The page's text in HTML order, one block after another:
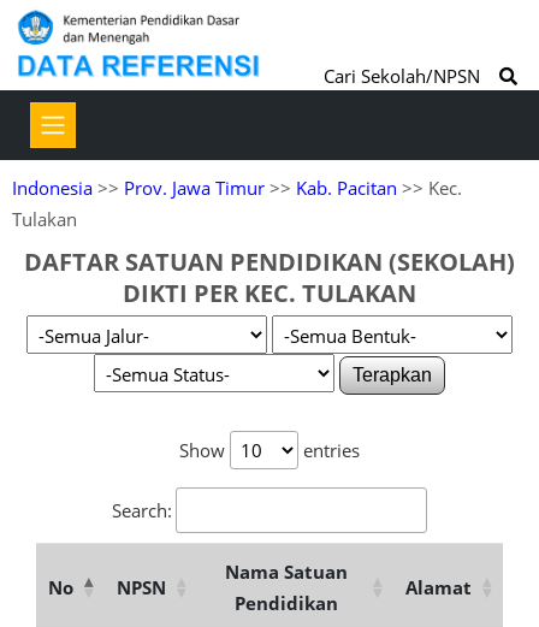
Cari Sekolah/NPSN
Indonesia >> Prov. Jawa Timur >> Kab. Pacitan >> Kec.
Tulakan
DAFTAR SATUAN PENDIDIKAN (SEKOLAH)
DIKTI PER KEC. TULAKAN
Terapkan
Show entries
Search:
No NPSN
Nama Satuan
Pendidikan
Alamat